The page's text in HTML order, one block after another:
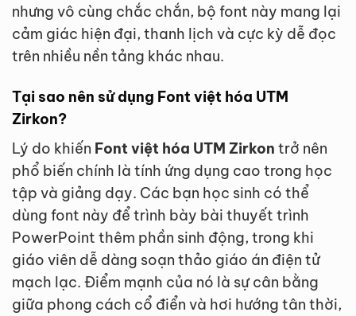
nhưng vô cùng chắc chắn, bộ font này mang lại
cảm giác hiện đại, thanh lịch và cực kỳ dễ đọc
trên nhiều nền tảng khác nhau.
Tại sao nên sử dụng Font việt hóa UTM
Zirkon?
Lý do khiến Font việt hóa UTM Zirkon trở nên
phổ biến chính là tính ứng dụng cao trong học
tập và giảng dạy. Các bạn học sinh có thể
dùng font này để trình bày bài thuyết trình
PowerPoint thêm phần sinh động, trong khi
giáo viên dễ dàng soạn thảo giáo án điện tử
mạch lạc. Điểm mạnh của nó là sự cân bằng
giữa phong cách cổ điển và hơi hướng tân thời,